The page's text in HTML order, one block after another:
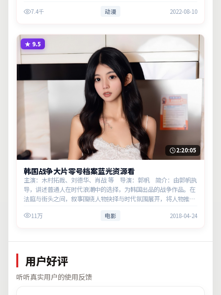
意义。
7.4千 动漫 2022-08-10
★ 9.5
2:20:05
韩国战争大片零号档案蓝光资源看
主演：木村拓哉、刘德华、肖战 等 导演：郭帆 简介：由郭帆执
导，讲述普通人在时代浪潮中的选择，为韩国出品的战争作品。在
法庭与街头之间，叙事围绕人物抉择与时代氛围展开，将人物推向
现实意义。
11万 电影 2018-04-24
用户好评
听听真实用户的使用反馈